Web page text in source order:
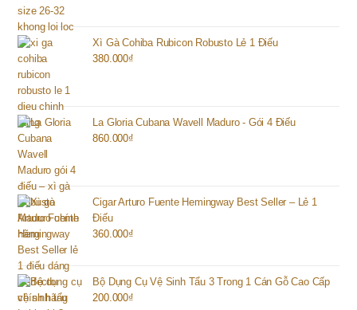
Xì Gà Cohiba Rubicon Robusto Lẻ 1 Điếu
380.000₫
La Gloria Cubana Wavell Maduro - Gói 4 Điếu
860.000₫
Cigar Arturo Fuente Hemingway Best Seller – Lẻ 1
Điếu
360.000₫
Bộ Dụng Cụ Vệ Sinh Tẩu 3 Trong 1 Cán Gỗ Cao Cấp
200.000₫